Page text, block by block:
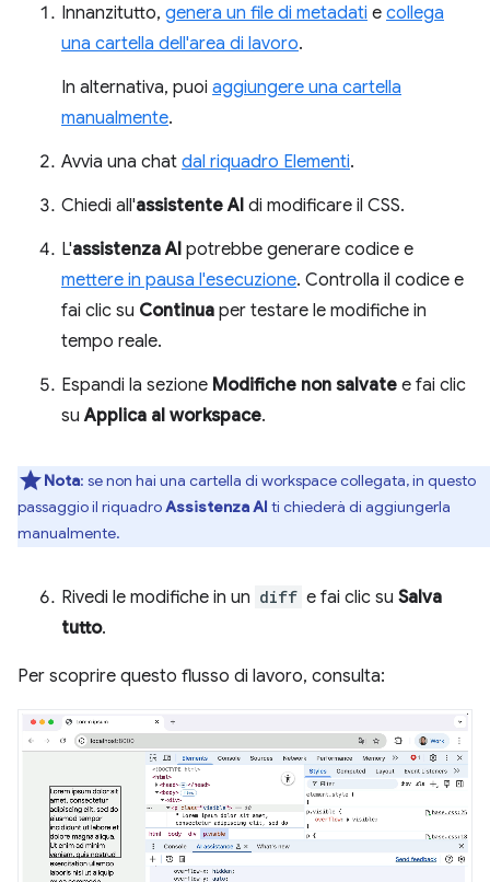
Innanzitutto, genera un file di metadati e collega
una cartella dell'area di lavoro.
In alternativa, puoi aggiungere una cartella
manualmente.
Avvia una chat dal riquadro Elementi.
Chiedi all'assistente AI di modificare il CSS.
L'assistenza AI potrebbe generare codice e
mettere in pausa l'esecuzione. Controlla il codice e
fai clic su Continua per testare le modifiche in
tempo reale.
Espandi la sezione Modifiche non salvate e fai clic
suApplica al workspace.
Nota: se non hai una cartella di workspace collegata, in questo
passaggio il riquadroAssistenza AI ti chiederà di aggiungerla
manualmente.
Rivedi le modifiche in un diff e fai clic su Salva
tutto.
Per scoprire questo flusso di lavoro, consulta: